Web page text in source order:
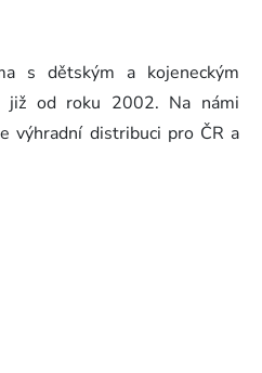
s dětským a kojeneckým
již od roku 2002. Na námi
výhradní distribuci pro ČR a